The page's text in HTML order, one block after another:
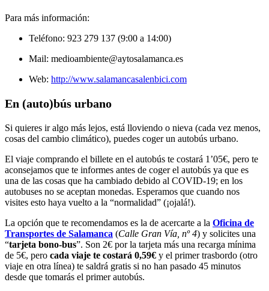
Para más información:
Teléfono: 923 279 137 (9:00 a 14:00)
Mail: medioambiente@aytosalamanca.es
Web: http://www.salamancasalenbici.com
En (auto)bús urbano
Si quieres ir algo más lejos, está lloviendo o nieva (cada vez menos,
cosas del cambio climático), puedes coger un autobús urbano.
El viaje comprando el billete en el autobús te costará 1’05€, pero te
aconsejamos que te informes antes de coger el autobús ya que es
una de las cosas que ha cambiado debido al COVID-19; en los
autobuses no se aceptan monedas. Esperamos que cuando nos
visites esto haya vuelto a la “normalidad” (¡ojalá!).
La opción que te recomendamos es la de acercarte a la Oficina de
Transportes de Salamanca (Calle Gran Vía, nº 4) y solicites una
“tarjeta bono-bus”. Son 2€ por la tarjeta más una recarga mínima
de 5€, pero cada viaje te costará 0,59€ y el primer trasbordo (otro
viaje en otra línea) te saldrá gratis si no han pasado 45 minutos
desde que tomarás el primer autobús.